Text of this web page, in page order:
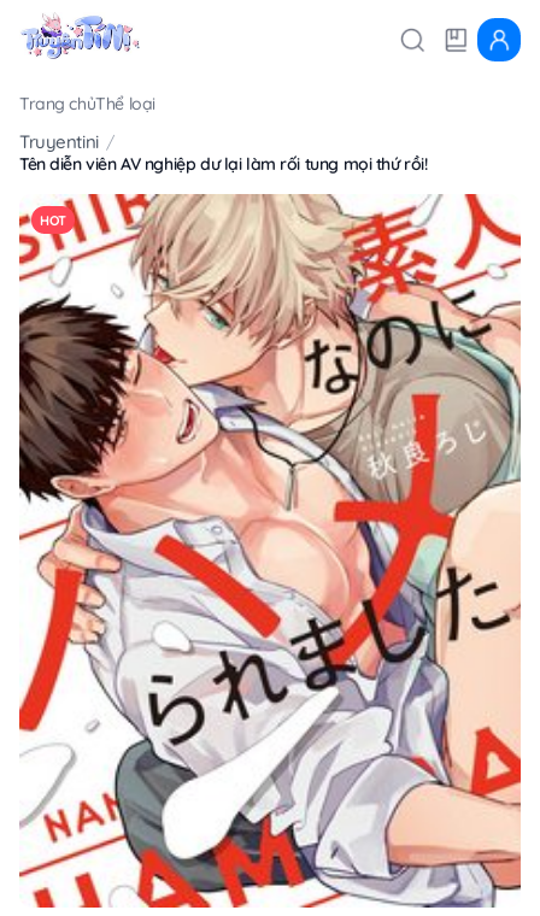
Trang chủThể loại
Truyentini
Tên diễn viên AV nghiệp dư lại làm rối tung mọi thứ rồi!
HOT